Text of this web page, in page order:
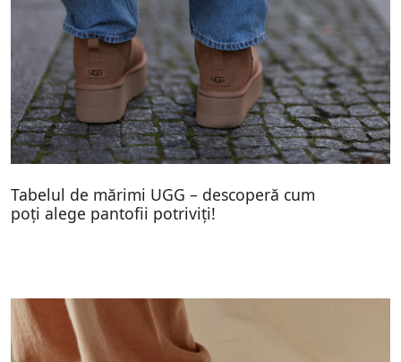
Tabelul de mărimi UGG – descoperă cum
poți alege pantofii potriviți!